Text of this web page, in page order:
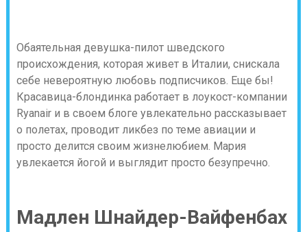
Обаятельная девушка-пилот шведского
происхождения, которая живет в Италии, снискала
себе невероятную любовь подписчиков. Еще бы!
Красавица-блондинка работает в лоукост-компании
Ryanair и в своем блоге увлекательно рассказывает
о полетах, проводит ликбез по теме авиации и
просто делится своим жизнелюбием. Мария
увлекается йогой и выглядит просто безупречно.
Мадлен Шнайдер-Вайфенбах